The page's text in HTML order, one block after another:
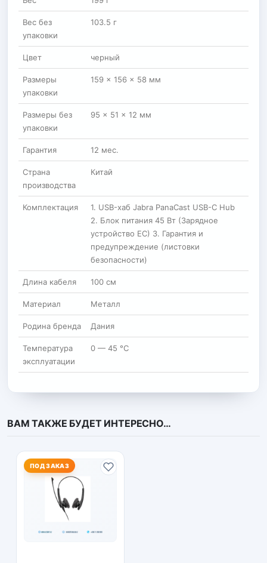
Вес без
упаковки
103.5 г
Цвет черный
Размеры
упаковки
159 × 156 × 58 мм
Размеры без
упаковки
95 × 51 × 12 мм
Гарантия 12 мес.
Страна
производства
Китай
Комплектация
1. USB-хаб Jabra PanaCast USB-C Hub
2. Блок питания 45 Вт (Зарядное
устройство ЕС) 3. Гарантия и
предупреждение (листовки
безопасности)
Длина кабеля 100 см
Материал Металл
Родина бренда Дания
Температура
эксплуатации
0 — 45 °C
ВАМ ТАКЖЕ БУДЕТ ИНТЕРЕСНО…
ПОД ЗАКАЗ